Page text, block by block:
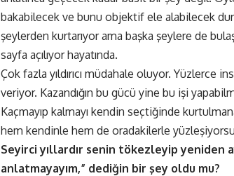
bakabilecek ve bunu objektif ele alabilecek
şeylerden kurtarıyor ama başka şeylere de
sayfa açılıyor hayatında.
Çok fazla yıldırıcı müdahale oluyor. Yüzlerce
veriyor. Kazandığın bu gücü yine bu işi
Kaçmayıp kalmayı kendin seçtiğinde
hem kendinle hem de oradakilerle
Seyirci yıllardır senin tökezleyip yeniden
anlatmayayım,” dediğin bir şey oldu mu?